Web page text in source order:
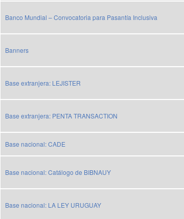
Banco Mundial – Convocatoria para Pasantía Inclusiva
Banners
Base extranjera: LEJISTER
Base extranjera: PENTA TRANSACTION
Base nacional: CADE
Base nacional: Catálogo de BIBNAUY
Base nacional: LA LEY URUGUAY